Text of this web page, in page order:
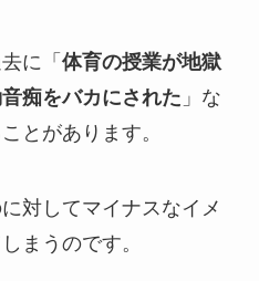
に「 体育の授業が地獄
痴をバカにされた 」な
とがあります。
対してマイナスなイメ
まうのです。